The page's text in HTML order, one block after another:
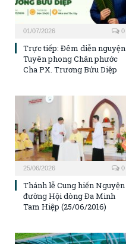
01/07/2026 0
Trực tiếp: Đêm diễn nguyện
Tuyên phong Chân phước
Cha PX. Trương Bửu Diệp
25/06/2026 0
Thánh lễ Cung hiến Nguyện
đường Hội dòng Đa Minh
Tam Hiệp (25/06/2016)